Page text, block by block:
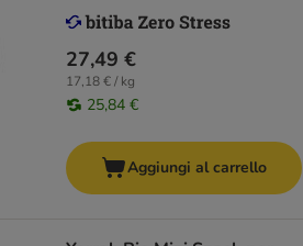
27,49 €
17,18 € / kg
25,84 €
Aggiungi al carrello